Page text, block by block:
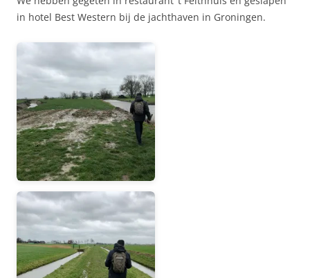
in hotel Best Western bij de jachthaven in Groningen.